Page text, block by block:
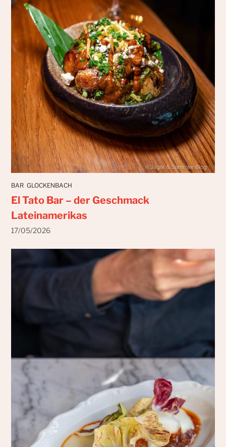
BAR GLOCKENBACH
El Tato Bar – der Geschmack
Lateinamerikas
17/05/2026